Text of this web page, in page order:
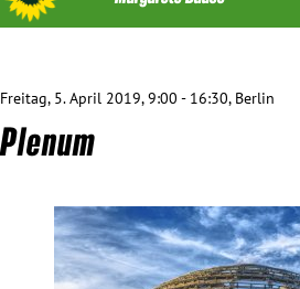
Themen
Humanitäre Hilfe
Freitag, 5. April 2019, 9:00 - 16:30, Berlin
Plenum